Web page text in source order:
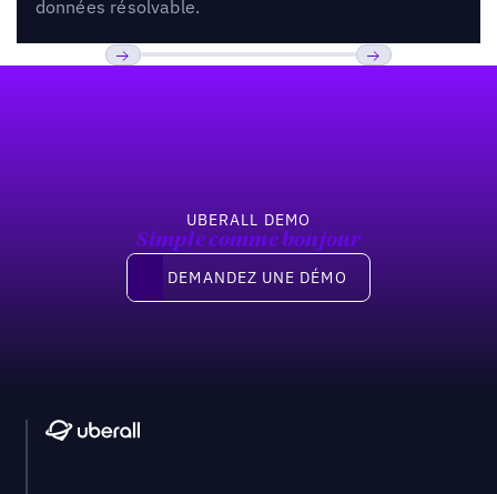
données résolvable.
UBERALL DEMO
Simple comme bonjour
Demandez une démo
DEMANDEZ UNE DÉMO